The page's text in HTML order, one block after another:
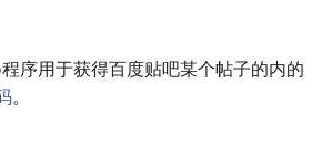
项目
目
件判断
式的
和定向
服务
)
to
阿里云
使用中文
机 err-
机日
监控
冲突？
名和邮
能测试
测试
器版本
2017-
序用于获得百度贴吧某个帖子的内的
。